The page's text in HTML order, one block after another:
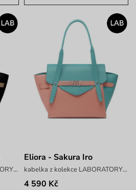
kabelka z kolekce LABORATORY x ANTONIN SIMON
Eliora - Sakura Iro
kabelka z kolekce LABORATORY x ANTONIN SIMON
4 590 Kč